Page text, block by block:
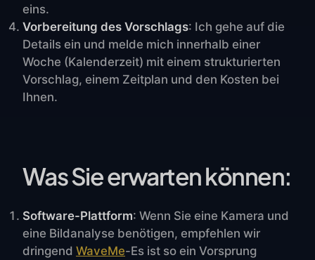
eins.
Vorbereitung des Vorschlags: Ich gehe auf die
Details ein und melde mich innerhalb einer
Woche (Kalenderzeit) mit einem strukturierten
Vorschlag, einem Zeitplan und den Kosten bei
Ihnen.
Was Sie erwarten können:
Software-Plattform: Wenn Sie eine Kamera und
eine Bildanalyse benötigen, empfehlen wir
dringend WaveMe-Es ist so ein Vorsprung